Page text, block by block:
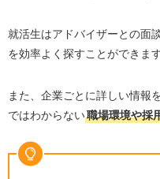
就活生はアドバイザーとの面
を効率よく探すことができます
また、企業ごとに詳しい情報
ではわからない職場環境や採